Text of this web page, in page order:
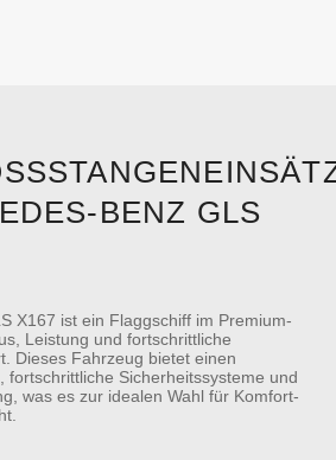
BENZ GLS X
X167 ist ein Flaggschiff im Premium-
Leistung und fortschrittliche
Dieses Fahrzeug bietet einen
fortschrittliche Sicherheitssysteme und
was es zur idealen Wahl für Komfort-